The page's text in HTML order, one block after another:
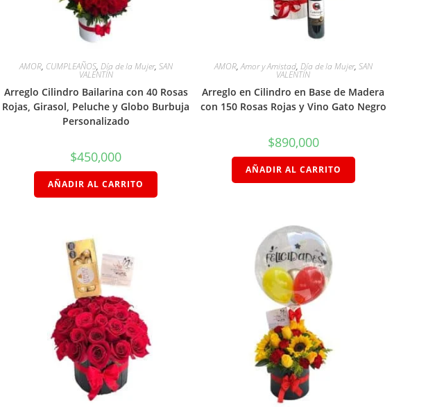
AMOR, CUMPLEAÑOS, Día de la Mujer, SAN
VALENTÍN
Arreglo Cilindro Bailarina con 40 Rosas
Rojas, Girasol, Peluche y Globo Burbuja
Personalizado
$450,000
AÑADIR AL CARRITO
AMOR,Amor y Amistad, Día de la Mujer, SAN
VALENTÍN
Arreglo en Cilindro en Base de Madera
con 150 Rosas Rojas y Vino Gato Negro
$890,000
AÑADIR AL CARRITO